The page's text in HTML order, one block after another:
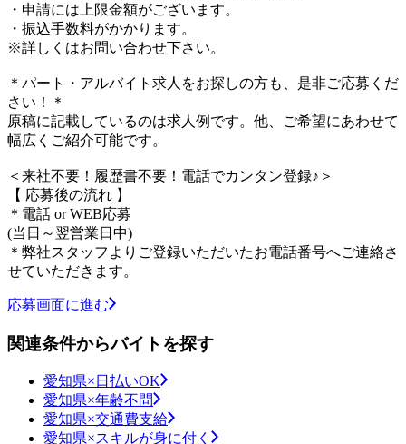
・申請には上限金額がございます。
・振込手数料がかかります。
※詳しくはお問い合わせ下さい。
＊パート・アルバイト求人をお探しの方も、是非ご応募くだ
さい！＊
原稿に記載しているのは求人例です。他、ご希望にあわせて
幅広くご紹介可能です。
＜来社不要！履歴書不要！電話でカンタン登録♪＞
【 応募後の流れ 】
＊電話 or WEB応募
(当日～翌営業日中)
＊弊社スタッフよりご登録いただいたお電話番号へご連絡さ
せていただきます。
応募画面に進む
関連条件からバイトを探す
愛知県×日払いOK
愛知県×年齢不問
愛知県×交通費支給
愛知県×スキルが身に付く